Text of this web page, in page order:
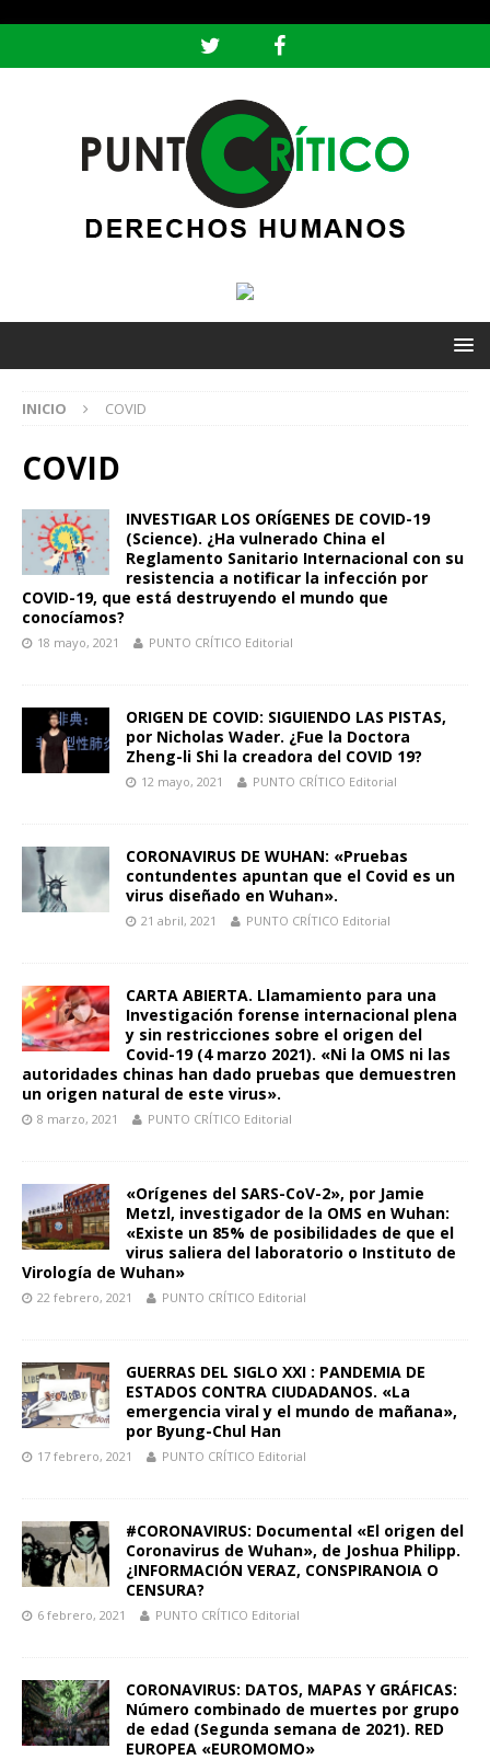
INICIO COVID
COVID
INVESTIGAR LOS ORÍGENES DE COVID-19
(Science). ¿Ha vulnerado China el
Reglamento Sanitario Internacional con su
resistencia a notificar la infección por
COVID-19, que está destruyendo el mundo que
conocíamos?
18 mayo, 2021 PUNTO CRÍTICO Editorial
ORIGEN DE COVID: SIGUIENDO LAS PISTAS,
por Nicholas Wader. ¿Fue la Doctora
Zheng-li Shi la creadora del COVID 19?
12 mayo, 2021 PUNTO CRÍTICO Editorial
CORONAVIRUS DE WUHAN: «Pruebas
contundentes apuntan que el Covid es un
virus diseñado en Wuhan».
21 abril, 2021 PUNTO CRÍTICO Editorial
CARTA ABIERTA. Llamamiento para una
Investigación forense internacional plena
y sin restricciones sobre el origen del
Covid-19 (4 marzo 2021). «Ni la OMS ni las
autoridades chinas han dado pruebas que demuestren
un origen natural de este virus».
8 marzo, 2021 PUNTO CRÍTICO Editorial
«Orígenes del SARS-CoV-2», por Jamie
Metzl, investigador de la OMS en Wuhan:
«Existe un 85% de posibilidades de que el
virus saliera del laboratorio o Instituto de
Virología de Wuhan»
22 febrero, 2021 PUNTO CRÍTICO Editorial
GUERRAS DEL SIGLO XXI : PANDEMIA DE
ESTADOS CONTRA CIUDADANOS. «La
emergencia viral y el mundo de mañana»,
por Byung-Chul Han
17 febrero, 2021 PUNTO CRÍTICO Editorial
#CORONAVIRUS: Documental «El origen del
Coronavirus de Wuhan», de Joshua Philipp.
¿INFORMACIÓN VERAZ, CONSPIRANOIA O
CENSURA?
6 febrero, 2021 PUNTO CRÍTICO Editorial
CORONAVIRUS: DATOS, MAPAS Y GRÁFICAS:
Número combinado de muertes por grupo
de edad (Segunda semana de 2021). RED
EUROPEA «EUROMOMO»